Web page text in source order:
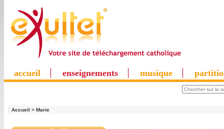
accueil enseignements musique
Accueil > Marie